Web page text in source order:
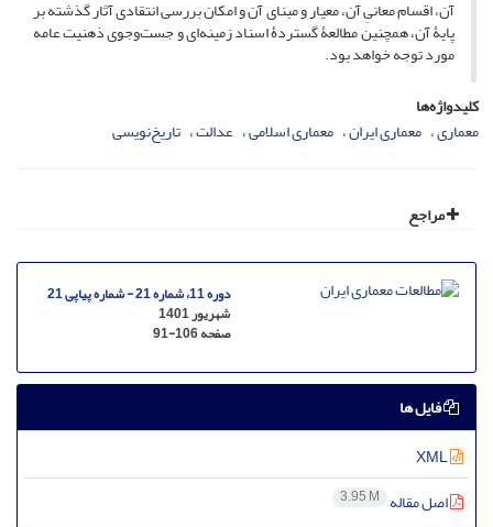
آن، اقسام معانیِ آن، معیار و مبنای آن و امکان بررسی انتقادی آثار گذشته بر
پایۀ آن، همچنین مطالعۀ گستردۀ اسناد زمینه‌ای و جست‌وجوی ذهنیت عامه
مورد توجه خواهد بود.
کلیدواژه‌ها
معماری معماری ایران معماری اسلامی عدالت تاریخ‌نویسی
مراجع
دوره 11، شماره 21 - شماره پیاپی 21
شهریور 1401
صفحه91-106
فایل ها
اصل مقاله 3.95 M